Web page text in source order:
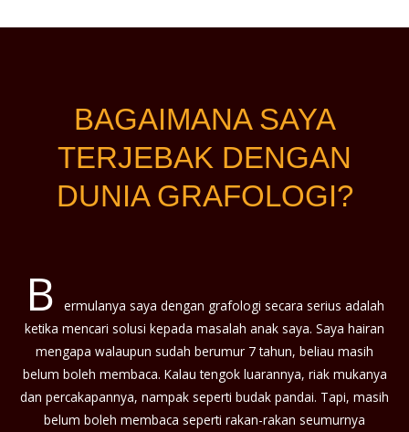
BAGAIMANA SAYA
TERJEBAK DENGAN
DUNIA GRAFOLOGI?
B
ermulanya saya dengan grafologi secara serius adalah
ketika mencari solusi kepada masalah anak saya. Saya hairan
mengapa walaupun sudah berumur 7 tahun, beliau masih
belum boleh membaca. Kalau tengok luarannya, riak mukanya
dan percakapannya, nampak seperti budak pandai. Tapi, masih
belum boleh membaca seperti rakan-rakan seumurnya